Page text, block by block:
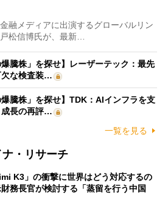
融メディアに出演するグローバルリン
松信博氏が、最新…
爆騰株」を探せ】レーザーテック：最先
欠な検査装…
爆騰株」を探せ】TDK：AIインフラを支
長の再評…
一覧を見る
・リサーチ
K3」の衝撃に世界はどう対応するの
務長官が検討する「蒸留を行う中国